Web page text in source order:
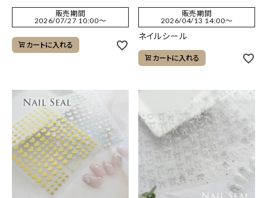
販売期間
2026/07/27 10:00〜
カートに入れる
販売期間
2026/04/13 14:00〜
ネイルシール
カートに入れる